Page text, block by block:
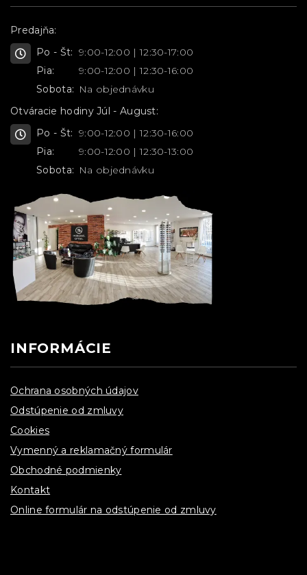
Predajňa:
Po - Št: 9:00-12:00 | 12:30-17:00
Pia:
9:00-12:00 | 12:30-16:00
Sobota: Na objednávku
Otváracie hodiny Júl - August:
Po - Št: 9:00-12:00 | 12:30-16:00
Pia:
9:00-12:00 | 12:30-13:00
Sobota: Na objednávku
INFORMÁCIE
Ochrana osobných údajov
Odstúpenie od zmluvy
Cookies
Vymenný a reklamačný formulár
Obchodné podmienky
Kontakt
Online formulár na odstúpenie od zmluvy